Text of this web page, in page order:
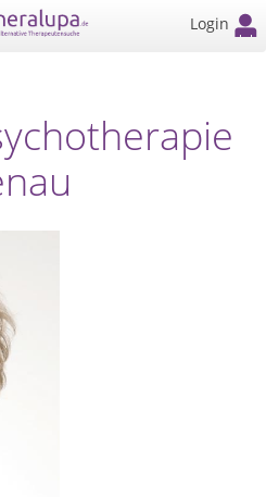
Login